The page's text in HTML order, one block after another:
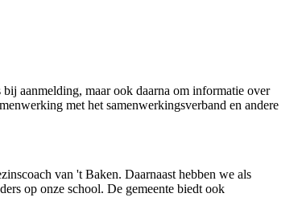
aanmelding, maar ook daarna om informatie over
met het samenwerkingsverband en andere
van 't Baken. Daarnaast hebben we als
op onze school. De gemeente biedt ook